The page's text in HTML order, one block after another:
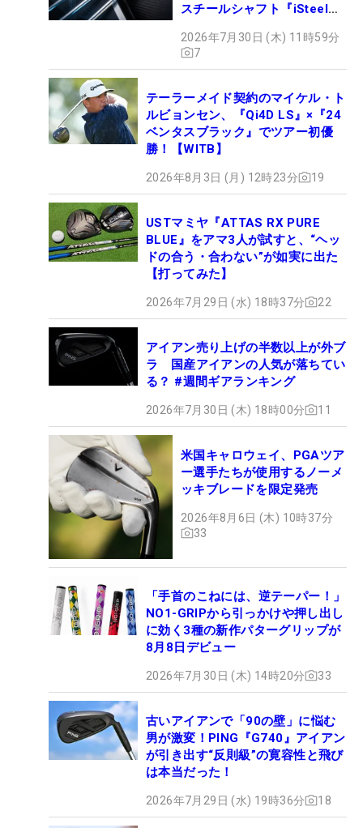
スチールシャフト『iSteel
2026年7月30日 (木) 11時59分
7
テーラーメイド契約のマイケル・ト
ルビョンセン、『Qi4D LS』×『24
ベンタスブラック』でツアー初優
勝！【WITB】
2026年8月3日 (月) 12時23分 19
USTマミヤ『ATTAS RX PURE
BLUE』をアマ3人が試すと、“ヘッ
ドの合う・合わない”が如実に出た
【打ってみた】
2026年7月29日 (水) 18時37分 22
アイアン売り上げの半数以上が外ブ
ラ 国産アイアンの人気が落ちてい
る？ #週間ギアランキング
2026年7月30日 (木) 18時00分 11
米国キャロウェイ、PGAツア
ー選手たちが使用するノーメ
ッキブレードを限定発売
2026年8月6日 (木) 10時37分
33
「手首のこねには、逆テーパー！」
NO1-GRIPから引っかけや押し出し
に効く3種の新作パターグリップが
8月8日デビュー
2026年7月30日 (木) 14時20分 33
古いアイアンで「90の壁」に悩む
男が激変！PING『G740』アイアン
が引き出す“反則級”の寛容性と飛び
は本当だった！
2026年7月29日 (水) 19時36分 18